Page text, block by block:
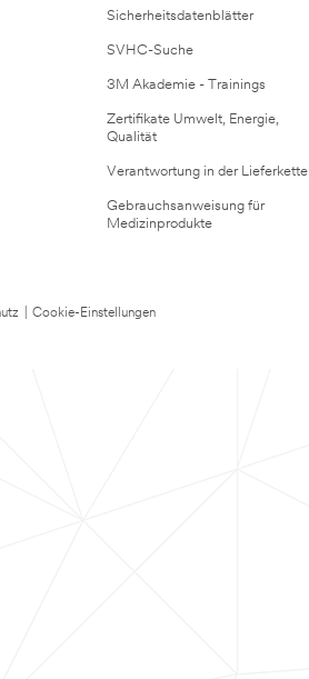
Sicherheitsdatenblätter
SVHC-Suche
3M Akademie - Trainings
Zertifikate Umwelt, Energie,
Qualität
Verantwortung in der Lieferkette
Gebrauchsanweisung für
Medizinprodukte
Cookie-Einstellungen